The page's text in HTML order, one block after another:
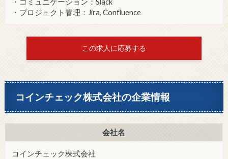
・コミュニケーション：Slack
・プロジェクト管理：Jira, Confluence
この求人に応募する
コインチェック株式会社の企業情報
会社名
コインチェック株式会社